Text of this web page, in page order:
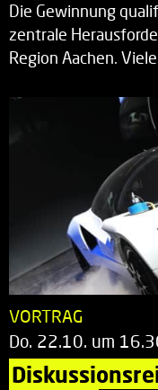
Die Gewinnung
zentrale
Region Aachen.
VORTRAG
Do. 22.10. um